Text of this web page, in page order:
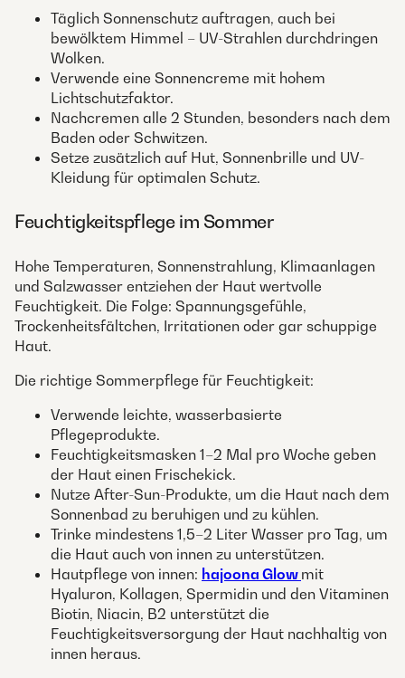
Täglich Sonnenschutz auftragen, auch bei
bewölktem Himmel – UV-Strahlen durchdringen
Wolken.
Verwende eine Sonnencreme mit hohem
Lichtschutzfaktor.
Nachcremen alle 2 Stunden, besonders nach dem
Baden oder Schwitzen.
Setze zusätzlich auf Hut, Sonnenbrille und UV-
Kleidung für optimalen Schutz.
Feuchtigkeitspflege im Sommer
Hohe Temperaturen, Sonnenstrahlung, Klimaanlagen
und Salzwasser entziehen der Haut wertvolle
Feuchtigkeit. Die Folge: Spannungsgefühle,
Trockenheitsfältchen, Irritationen oder gar schuppige
Haut.
Die richtige Sommerpflege für Feuchtigkeit:
Verwende leichte, wasserbasierte
Pflegeprodukte.
Feuchtigkeitsmasken 1–2 Mal pro Woche geben
der Haut einen Frischekick.
Nutze After-Sun-Produkte, um die Haut nach dem
Sonnenbad zu beruhigen und zu kühlen.
Trinke mindestens 1,5–2 Liter Wasser pro Tag, um
die Haut auch von innen zu unterstützen.
Hautpflege von innen: hajoona Glow mit
Hyaluron, Kollagen, Spermidin und den Vitaminen
Biotin, Niacin, B2 unterstützt die
Feuchtigkeitsversorgung der Haut nachhaltig von
innen heraus.